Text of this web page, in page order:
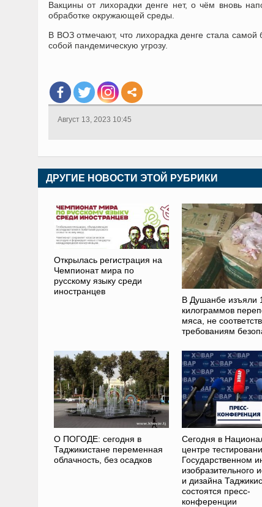
Вакцины от лихорадки денге нет, о чём вновь
обработке окружающей среды.
В ВОЗ отмечают, что лихорадка денге стала
собой пандемическую угрозу.
Август 13, 2023 10:45
ДРУГИЕ НОВОСТИ ЭТОЙ РУБРИКИ
Открылась регистрация на
Чемпионат мира по
русскому языку среди
иностранцев
В Душанбе изъяли
килограммов
мяса, не
требованиям
О ПОГОДЕ: сегодня в
Таджикистане переменная
облачность, без осадков
Сегодня в
центре
Государственном
изобразительного
и дизайна
состоятся пресс-
конференции